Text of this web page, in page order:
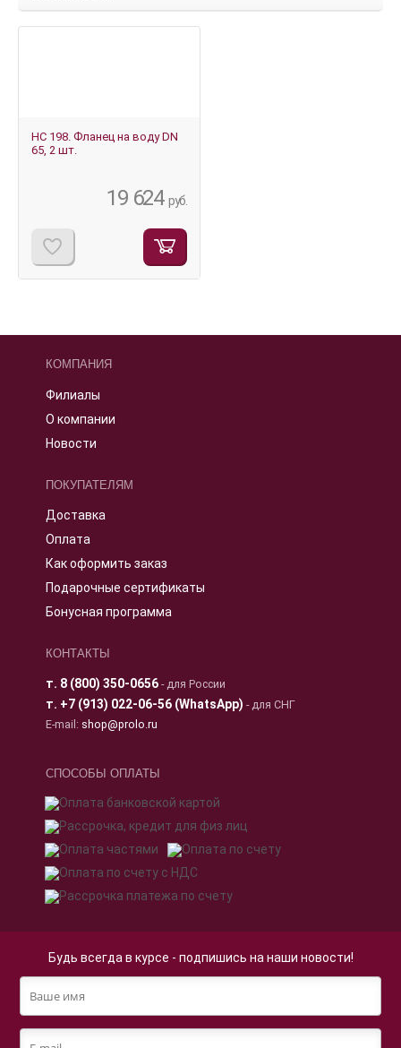
HС 198. Фланец на воду DN
65, 2 шт.
19 624 руб.
КОМПАНИЯ
Филиалы
О компании
Новости
ПОКУПАТЕЛЯМ
Доставка
Оплата
Как оформить заказ
Подарочные сертификаты
Бонусная программа
КОНТАКТЫ
т. 8 (800) 350-0656- для России
т. +7 (913) 022-06-56 (WhatsApp) - для СНГ
E-mail: shop@prolo.ru
СПОСОБЫ ОПЛАТЫ
Будь всегда в курсе - подпишись на наши новости!